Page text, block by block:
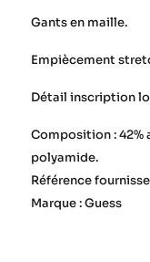
Gants en maille.
Empiècement
Détail inscription
Composition : 42%
polyamide.
Référence
Marque : Guess